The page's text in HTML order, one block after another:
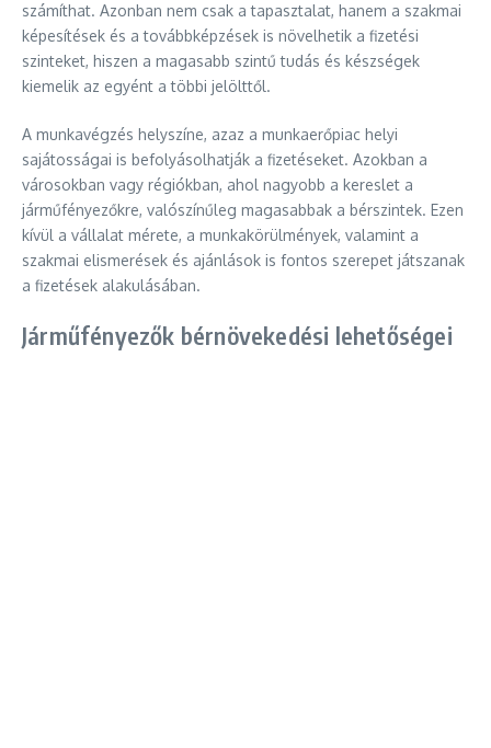
számíthat. Azonban nem csak a tapasztalat, hanem a szakmai
képesítések és a továbbképzések is növelhetik a fizetési
szinteket, hiszen a magasabb szintű tudás és készségek
kiemelik az egyént a többi jelölttől.
A munkavégzés helyszíne, azaz a munkaerőpiac helyi
sajátosságai is befolyásolhatják a fizetéseket. Azokban a
városokban vagy régiókban, ahol nagyobb a kereslet a
járműfényezőkre, valószínűleg magasabbak a bérszintek. Ezen
kívül a vállalat mérete, a munkakörülmények, valamint a
szakmai elismerések és ajánlások is fontos szerepet játszanak
a fizetések alakulásában.
Járműfényezők bérnövekedési lehetőségei